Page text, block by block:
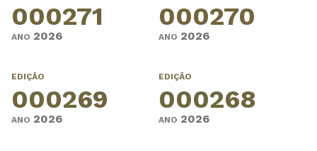
000271
ANO 2026
000270
ANO 2026
EDIÇÃO
000269
ANO 2026
EDIÇÃO
000268
ANO 2026